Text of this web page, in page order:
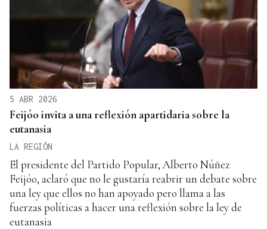
5 ABR 2026
Feijóo invita a una reflexión apartidaria sobre la
eutanasia
LA REGIÓN
El presidente del Partido Popular, Alberto Núñez
Feijóo, aclaró que no le gustaría reabrir un debate sobre
una ley que ellos no han apoyado pero llama a las
fuerzas políticas a hacer una reflexión sobre la ley de
eutanasia